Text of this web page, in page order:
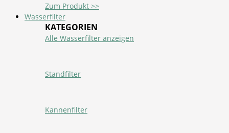
Zum Produkt >>
Wasserfilter
KATEGORIEN
Alle Wasserfilter anzeigen
Standfilter
Kannenfilter